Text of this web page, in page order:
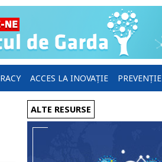
ACCES LA INOVAȚIE PREVENȚIE
ALTE RESURSE